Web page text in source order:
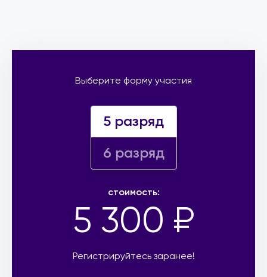
Выберите форму участия
5 разряд
6 разряд
стоимость:
5 300 ₽
Регистрируйтесь заранее!